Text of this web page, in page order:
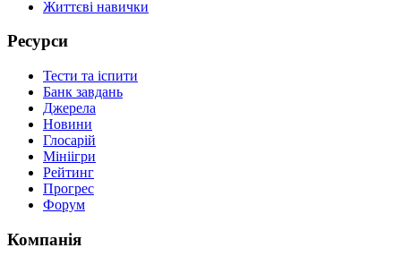
Життєві навички
Ресурси
Тести та іспити
Банк завдань
Джерела
Новини
Глосарій
Мініігри
Рейтинг
Прогрес
Форум
Компанія